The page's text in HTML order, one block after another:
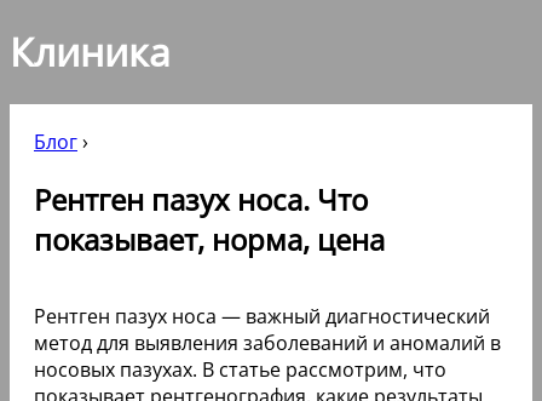
Клиника
Блог›
Рентген пазух носа. Что
показывает, норма, цена
Рентген пазух носа — важный диагностический
метод для выявления заболеваний и аномалий в
носовых пазухах. В статье рассмотрим, что